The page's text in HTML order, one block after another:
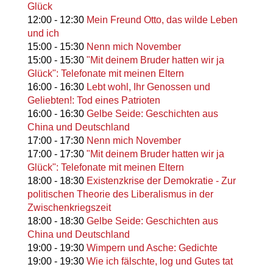
Glück
12:00- 12:30 Mein Freund Otto, das wilde Leben
und ich
15:00- 15:30 Nenn mich November
15:00- 15:30 "Mit deinem Bruder hatten wir ja
Glück": Telefonate mit meinen Eltern
16:00- 16:30 Lebt wohl, Ihr Genossen und
Geliebten!: Tod eines Patrioten
16:00- 16:30 Gelbe Seide: Geschichten aus
China und Deutschland
17:00- 17:30 Nenn mich November
17:00- 17:30 "Mit deinem Bruder hatten wir ja
Glück": Telefonate mit meinen Eltern
18:00- 18:30 Existenzkrise der Demokratie - Zur
politischen Theorie des Liberalismus in der
Zwischenkriegszeit
18:00- 18:30 Gelbe Seide: Geschichten aus
China und Deutschland
19:00- 19:30 Wimpern und Asche: Gedichte
19:00- 19:30 Wie ich fälschte, log und Gutes tat